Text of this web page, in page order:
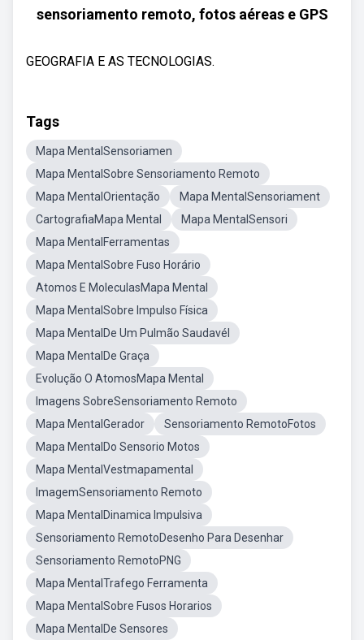
sensoriamento remoto, fotos aéreas e GPS
GEOGRAFIA E AS TECNOLOGIAS.
Tags
Mapa MentalSensoriamen
Mapa MentalSobre Sensoriamento Remoto
Mapa MentalOrientação
Mapa MentalSensoriament
CartografiaMapa Mental
Mapa MentalSensori
Mapa MentalFerramentas
Mapa MentalSobre Fuso Horário
Atomos E MoleculasMapa Mental
Mapa MentalSobre Impulso Física
Mapa MentalDe Um Pulmão Saudavél
Mapa MentalDe Graça
Evolução O AtomosMapa Mental
Imagens SobreSensoriamento Remoto
Mapa MentalGerador
Sensoriamento RemotoFotos
Mapa MentalDo Sensorio Motos
Mapa MentalVestmapamental
ImagemSensoriamento Remoto
Mapa MentalDinamica Impulsiva
Sensoriamento RemotoDesenho Para Desenhar
Sensoriamento RemotoPNG
Mapa MentalTrafego Ferramenta
Mapa MentalSobre Fusos Horarios
Mapa MentalDe Sensores